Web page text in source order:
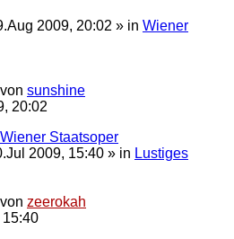
2009, 20:02 » in Wiener
von sunshine
20:02
Staatsoper
2009, 15:40 » in Lustiges
von zeerokah
15:40